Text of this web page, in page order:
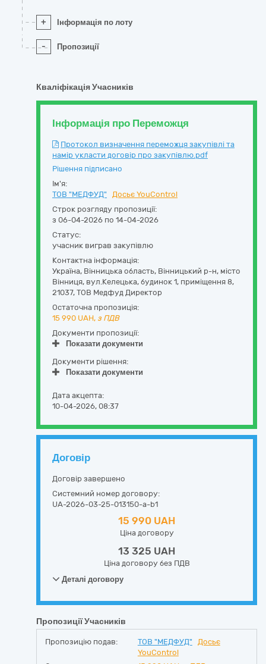
+ Інформація по лоту
- Пропозиції
Кваліфікація Учасників
Інформація про Переможця
Протокол визначення переможця закупівлі та
намір укласти договір про закупівлю.pdf
Рішення підписано
Ім'я:
ТОВ "МЕДФУД"
Досьє YouControl
Строк розгляду пропозиції:
з 06-04-2026 по 14-04-2026
Статус:
учасник виграв закупівлю
Контактна інформація:
Україна, Вінницька область, Вінницький р-н, місто
Вінниця, вул.Келецька, будинок 1, приміщення 8,
21037, ТОВ Медфуд Директор
Остаточна пропозиція:
15 990 UAH, з ПДВ
Документи пропозиції:
Показати документи
Документи рішення:
Показати документи
Дата акцепта:
10-04-2026, 08:37
Договір
Договір завершено
Системний номер договору:
UA-2026-03-25-013150-a-b1
15 990 UAH
Ціна договору
13 325 UAH
Ціна договору без ПДВ
Деталі договору
Пропозиції Учасників
Пропозицію подав: ТОВ "МЕДФУД"
Досьє
YouControl